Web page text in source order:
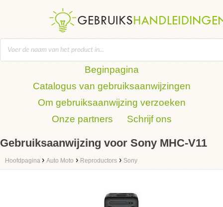
Beginpagina
Catalogus van gebruiksaanwijzingen
Om gebruiksaanwijzing verzoeken
Onze partners
Schrijf ons
Gebruiksaanwijzing voor Sony MHC-V11
Hoofdpagina › Auto Moto › Reproductors › Sony